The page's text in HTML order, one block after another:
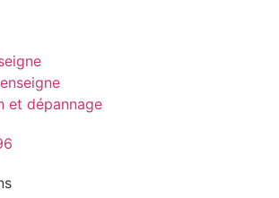
et dépannage